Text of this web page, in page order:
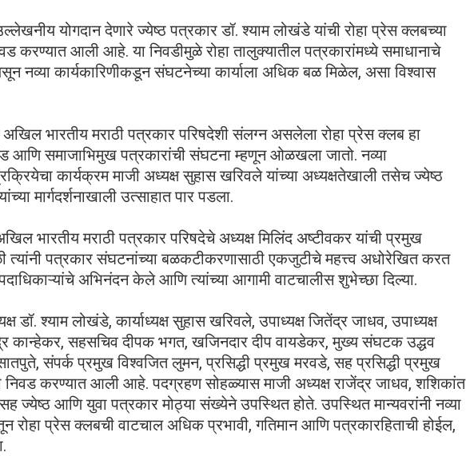
योगदान देणारे ज्येष्ठ पत्रकार डॉ. श्याम लोखंडे यांची रोहा प्रेस क्लबच्या
करण्यात आली आहे. या निवडीमुळे रोहा तालुक्यातील पत्रकारांमध्ये समाधानाचे
नव्या कार्यकारिणीकडून संघटनेच्या कार्याला अधिक बळ मिळेल, असा विश्वास
भारतीय मराठी पत्रकार परिषदेशी संलग्न असलेला रोहा प्रेस क्लब हा
आणि समाजाभिमुख पत्रकारांची संघटना म्हणून ओळखला जातो. नव्या
कार्यक्रम माजी अध्यक्ष सुहास खरिवले यांच्या अध्यक्षतेखाली तसेच ज्येष्ठ
मार्गदर्शनाखाली उत्साहात पार पडला.
भारतीय मराठी पत्रकार परिषदेचे अध्यक्ष मिलिंद अष्टीवकर यांची प्रमुख
त्यांनी पत्रकार संघटनांच्या बळकटीकरणासाठी एकजुटीचे महत्त्व अधोरेखित करत
अभिनंदन केले आणि त्यांच्या आगामी वाटचालीस शुभेच्छा दिल्या.
डॉ. श्याम लोखंडे, कार्याध्यक्ष सुहास खरिवले, उपाध्यक्ष जितेंद्र जाधव, उपाध्यक्ष
कान्हेकर, सहसचिव दीपक भगत, खजिनदार दीप वायडेकर, मुख्य संघटक उद्धव
संपर्क प्रमुख विश्वजित लुमन, प्रसिद्धी प्रमुख मरवडे, सह प्रसिद्धी प्रमुख
निवड करण्यात आली आहे. पदग्रहण सोहळ्यास माजी अध्यक्ष राजेंद्र जाधव, शशिकांत
ज्येष्ठ आणि युवा पत्रकार मोठ्या संख्येने उपस्थित होते. उपस्थित मान्यवरांनी नव्या
रोहा प्रेस क्लबची वाटचाल अधिक प्रभावी, गतिमान आणि पत्रकारहिताची होईल,